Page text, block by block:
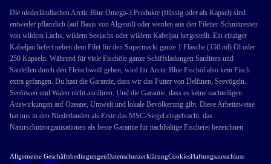
Die niederländischen Arctic Blue Omega-3 Produkte (flüssig oder als Kapsel) sind
entweder pflanzlich (auf Basis von Algenöl) oder werden aus den Filetier-Schnittresten
von wildem Lachs, wildem Seelachs oder wildem Kabeljau hergestellt. Ein einziger
Kabeljau liefert neben dem Filet für den Supermarkt ganze 1 Flasche (150 ml) Öl oder
250 Kapseln. Während für viele Fischöle ganze Schiffsladungen Sardinen und
Sardellen durch den Fleischwolf gehen, wird für Arctic Blue Fischöl also kein Fisch
extra gefangen. Du hast die Garantie, dass wir das Futter von Delfinen, Seevögeln,
Seelöwen und Walen nicht anrühren. Und die Garantie, dass es keine nachteiligen
Auswirkungen auf Ozeane, Umwelt und lokale Bevölkerung gibt. Diese Arbeitsweise
hat uns in den Niederlanden als Erste das MSC-Siegel eingebracht, das
Naturschutzorganisationen als beste Garantie für nachhaltige Fischerei bezeichnen.
Allgemeine GeschäftsbedingungenDatenschutzerklärungCookiesHaftungsausschluss